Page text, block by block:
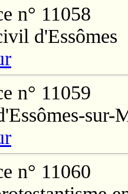
n° 11058
d'Essômes
n° 11059
sur-
n° 11060